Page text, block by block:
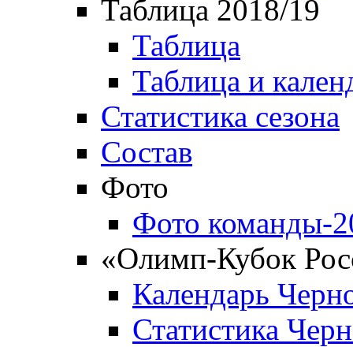
Таблица 2018/19
Таблица
Таблица и
Статистика сезона
Состав
Фото
Фото команды-
«Олимп-Кубок
Календарь
Статистика